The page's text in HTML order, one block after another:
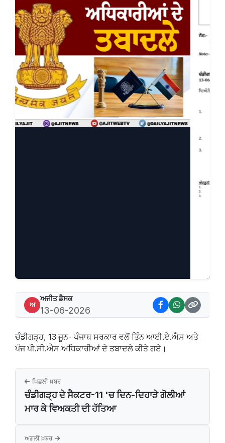
Previous Next
ਅ
ਅਜੀਤ ਡੈਸਕ
13-06-2026
ਚੰਡੀਗੜ੍ਹ, 13 ਜੂਨ- ਪੰਜਾਬ ਸਰਕਾਰ ਵਲੋਂ ਤਿੰਨ ਆਈ.ਏ.ਐਸ ਅਤੇ
ਪੰਜ ਪੀ.ਸੀ.ਐਸ ਅਧਿਕਾਰੀਆਂ ਦੇ ਤਬਾਦਲੇ ਕੀਤੇ ਗਏ।
ਪਿਛਲੀ ਖ਼ਬਰ
ਚੰਡੀਗੜ੍ਹ ਦੇ ਸੈਕਟਰ-11 'ਚ ਦਿਨ-ਦਿਹਾੜੇ ਗੋਲੀਆਂ
ਮਾਰ ਕੇ ਵਿਅਕਤੀ ਦੀ ਹੱਤਿਆ
ਅਗਲੀ ਖ਼ਬਰ